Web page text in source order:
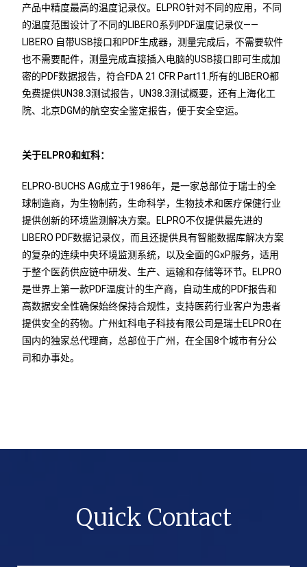
产品中精度最高的温度记录仪。ELPRO针对不同的应用，不同
的温度范围设计了不同的LIBERO系列PDF温度记录仪——
LIBERO 自带USB接口和PDF生成器，测量完成后，不需要软件
也不需要配件，测量完成直接插入电脑的USB接口即可生成加
密的PDF数据报告，符合FDA 21 CFR Part11.所有的LIBERO都
免费提供UN38.3测试报告，UN38.3测试概要，还有上海化工
院、北京DGM的航空安全鉴定报告，便于安全空运。
关于ELPRO和虹科：
ELPRO-BUCHS AG成立于1986年，是一家总部位于瑞士的全
球制造商，为生物制药，生命科学，生物技术和医疗保健行业
提供创新的环境监测解决方案。ELPRO不仅提供最先进的
LIBERO PDF数据记录仪，而且还提供具有智能数据库解决方案
的复杂的连续中央环境监测系统，以及全面的GxP服务，适用
于整个医药供应链中研发、生产、运输和存储等环节。ELPRO
是世界上第一款PDF温度计的生产商，自动生成的PDF报告和
高数据安全性确保始终保持合规性，支持医药行业客户为患者
提供安全的药物。广州虹科电子科技有限公司是瑞士ELPRO在
国内的独家总代理商，总部位于广州，在全国8个城市有分公
司和办事处。
Quick Contact